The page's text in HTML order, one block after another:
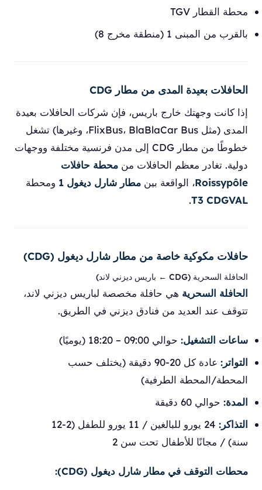
محطة القطار TGV
بالقرب من المبنى 1 (منطقة مخرج 8)
الحافلات بعيدة المدى من مطار CDG
إذا كانت وجهتك خارج باريس، فإن شركات الحافلات بعيدة
المدى (مثل FlixBus، BlaBlaCar Bus، وغيرها) تشغل
خطوطًا من مطار CDG إلى مدن فرنسية مختلفة ووجهات
دولية. تغادر معظم الحافلات من محطة حافلات
Roissypôle، الواقعة بين مطار شارل ديغول 1
ومحطة
T3 CDGVAL
.
حافلات مكوكية خاصة من مطار شارل ديغول (CDG)
الحافلة السحرية (CDG ← باريس ديزني لاند)
الحافلة السحرية هي حافلة مخصصة لباريس ديزني لاند،
تتوقف عند العديد من فنادق ديزني في الطريق.
ساعات التشغيل: حوالي 09:00 – 18:20 (يوميًا)
التواتر:
عادة كل 20-90 دقيقة (يختلف حسب
المحطة/المحطة الطرفية)
المدة: حوالي 60 دقيقة
التذاكر:
24 يورو للبالغين / 11 يورو للطفل (2-12
سنة) / مجانًا للأطفال تحت سن 2
محطات التوقف في مطار شارل ديغول (CDG):